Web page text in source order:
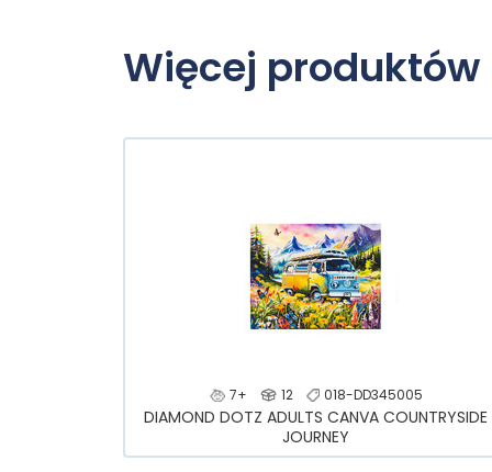
Więcej produktów
7+ 12 018-DD345005
DIAMOND DOTZ ADULTS CANVA COUNTRYSIDE
JOURNEY